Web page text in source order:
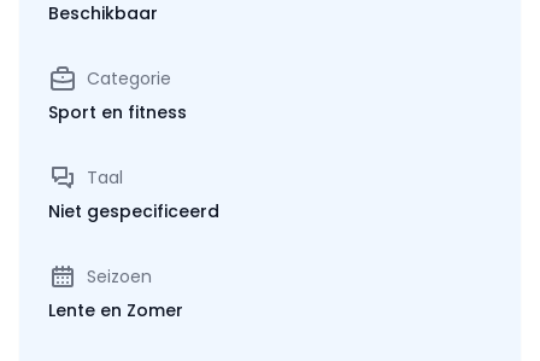
Beschikbaar
Categorie
Sport en fitness
Taal
Niet gespecificeerd
Seizoen
Lente en Zomer